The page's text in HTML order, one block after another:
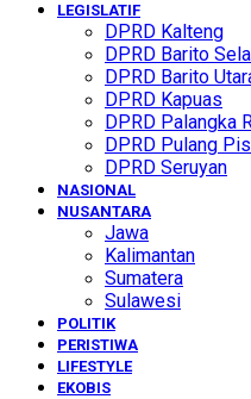
LEGISLATIF
DPRD Kalteng
DPRD Barito
DPRD Barito
DPRD Kapuas
DPRD Palangka
DPRD Pulang
DPRD Seruyan
NASIONAL
NUSANTARA
Jawa
Kalimantan
Sumatera
Sulawesi
POLITIK
PERISTIWA
LIFESTYLE
EKOBIS